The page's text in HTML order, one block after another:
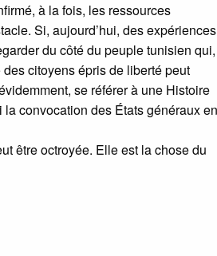
à la fois, les ressources
Si, aujourd’hui, des expériences
du côté du peuple tunisien qui,
citoyens épris de liberté peut
se référer à une Histoire
convocation des États généraux en
être octroyée. Elle est la chose du